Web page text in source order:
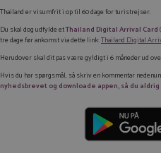
Thailand er visumfrit i op til 60 dage for turistrejser.
Du skal dog udfylde etThailand Digital Arrival Card
tre dage før ankomst via dette link:Thailand Digital
Herudover skal dit pas være gyldigt i 6 måneder ud
Hvis du har spørgsmål, så skriv en kommentar
nyhedsbrevet og downloade appen, så du